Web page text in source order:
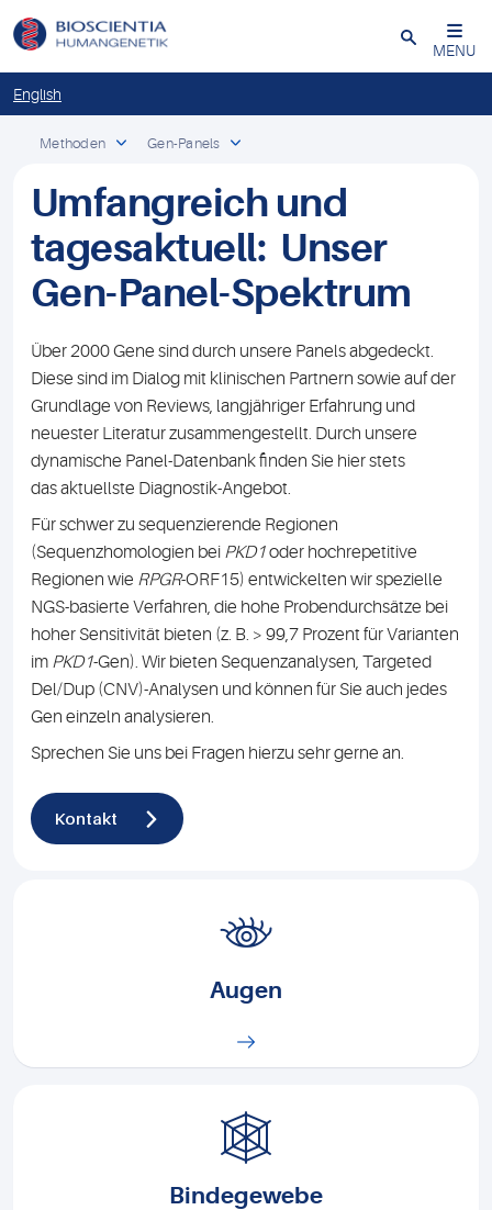
Schließen
MENU
English
Methoden Gen-Panels
Umfangreich und
tagesaktuell: Unser
Gen-Panel-Spektrum
Über 2000 Gene sind durch unsere Panels abgedeckt.
Diese sind im Dialog mit klinischen Partnern sowie auf der
Grundlage von Reviews, langjähriger Erfahrung und
neuester Literatur zusammengestellt. Durch unsere
dynamische Panel-Datenbank finden Sie hier stets
das aktuellste Diagnostik-Angebot.
Für schwer zu sequenzierende Regionen
(Sequenzhomologien bei PKD1oder hochrepetitive
Regionen wie RPGR-ORF15) entwickelten wir spezielle
NGS-basierte Verfahren, die hohe Probendurchsätze bei
hoher Sensitivität bieten (z. B. > 99,7 Prozent für Varianten
im PKD1-Gen). Wir bieten Sequenzanalysen, Targeted
Del/Dup (CNV)-Analysen und können für Sie auch jedes
Gen einzeln analysieren.
Sprechen Sie uns bei Fragen hierzu sehr gerne an.
Kontakt
Augen
Bindegewebe